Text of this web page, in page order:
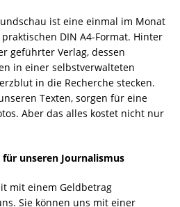
ist eine einmal im Monat
DIN A4-Format. Hinter
geführter Verlag, dessen
in einer selbstverwalteten
in die Recherche stecken.
Texten, sorgen für eine
Aber das alles kostet nicht nur
unseren Journalismus
mit einem Geldbetrag
Sie können uns mit einer